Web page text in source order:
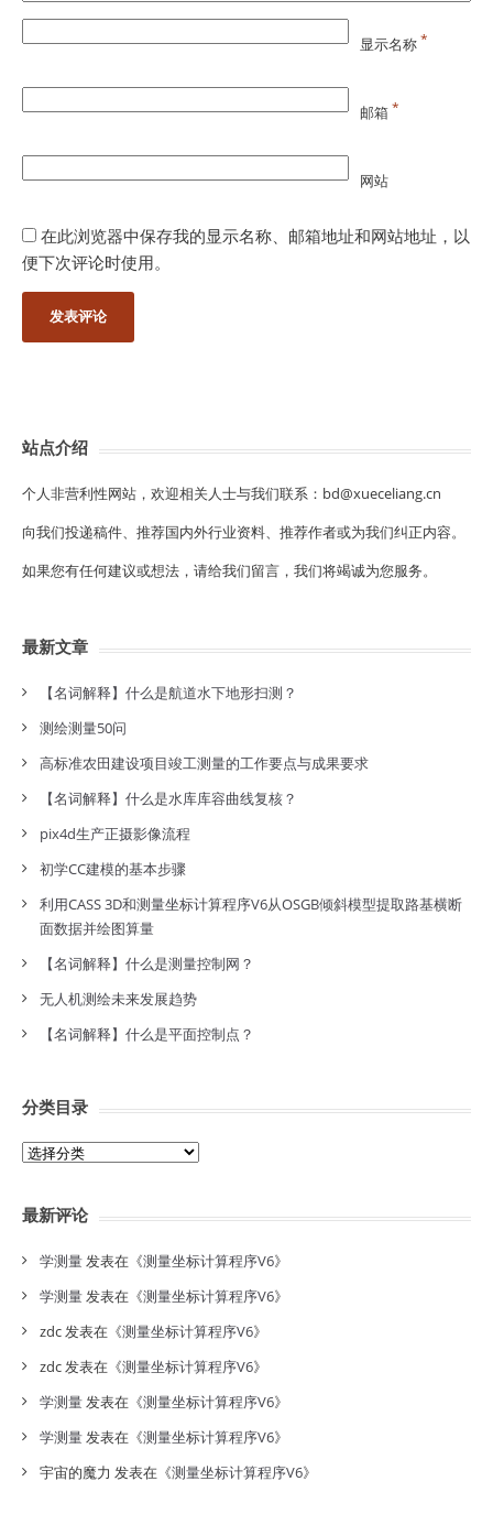
显示名称*
邮箱*
网站
在此浏览器中保存我的显示名称、邮箱地址和网站地址，以
便下次评论时使用。
站点介绍
个人非营利性网站，欢迎相关人士与我们联系：bd@xueceliang.cn
向我们投递稿件、推荐国内外行业资料、推荐作者或为我们纠正内容。
如果您有任何建议或想法，请给我们留言，我们将竭诚为您服务。
最新文章
【名词解释】什么是航道水下地形扫测？
测绘测量50问
高标准农田建设项目竣工测量的工作要点与成果要求
【名词解释】什么是水库库容曲线复核？
pix4d生产正摄影像流程
初学CC建模的基本步骤
利用CASS 3D和测量坐标计算程序V6从OSGB倾斜模型提取路基横断
面数据并绘图算量
【名词解释】什么是测量控制网？
无人机测绘未来发展趋势
【名词解释】什么是平面控制点？
分类目录
分
录
最新评论
学测量发表在《测量坐标计算程序V6》
学测量发表在《测量坐标计算程序V6》
zdc发表在《测量坐标计算程序V6》
zdc发表在《测量坐标计算程序V6》
学测量发表在《测量坐标计算程序V6》
学测量发表在《测量坐标计算程序V6》
宇宙的魔力 发表在《测量坐标计算程序V6》